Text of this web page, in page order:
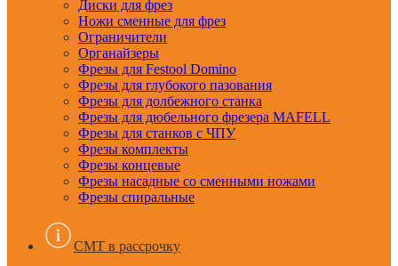
Диски для фрез
Ножи сменные для фрез
Ограничители
Органайзеры
Фрезы для Festool Domino
Фрезы для глубокого пазования
Фрезы для долбежного станка
Фрезы для дюбельного фрезера MAFELL
Фрезы для станков с ЧПУ
Фрезы комплекты
Фрезы концевые
Фрезы насадные со сменными ножами
Фрезы спиральные
CMT в рассрочку